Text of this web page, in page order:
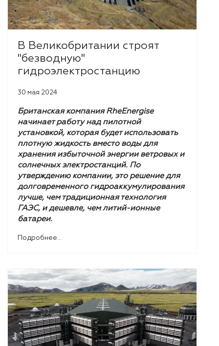
В Великобритании строят
"безводную"
гидроэлектростанцию
30 мая 2024
Британская компания RheEnergise
начинает работу над пилотной
установкой, которая будет использовать
плотную жидкость вместо воды для
хранения избыточной энергии ветровых и
солнечных электростанций. По
утверждению компании, это решение для
долговременного гидроаккумулирования
лучше, чем традиционная технология
ГАЭС, и дешевле, чем литий-ионные
батареи.
Подробнее...